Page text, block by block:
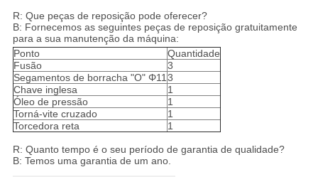
R: Que peças de reposição pode oferecer?
B: Fornecemos as seguintes peças de reposição gratuitamente
para a sua manutenção da máquina:
Ponto
Quantidade
Fusão
3
Segamentos de borracha "O" Φ113
Chave inglesa
1
Óleo de pressão
1
Torná-vite cruzado
1
Torcedora reta
1
R: Quanto tempo é o seu período de garantia de qualidade?
B: Temos uma garantia de um ano.